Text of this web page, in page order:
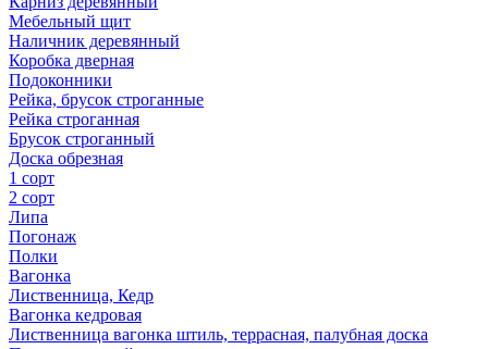
Мебельный щит
Наличник деревянный
Коробка дверная
Подоконники
Рейка, брусок строганные
Рейка строганная
Брусок строганный
Доска обрезная
1 сорт
2 сорт
Липа
Погонаж
Полки
Вагонка
Лиственница, Кедр
Вагонка кедровая
Лиственница вагонка штиль, террасная, палубная доска